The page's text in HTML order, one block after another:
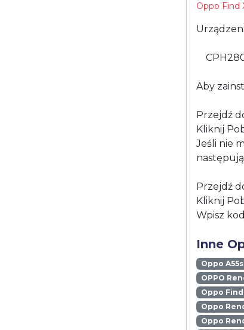
Oppo Find
Aby
Przejdź
Kliknij
Jeśli nie
Przejdź
Kliknij
Wpisz
Inne
Oppo A55s
OPPO
Oppo
Oppo
Oppo